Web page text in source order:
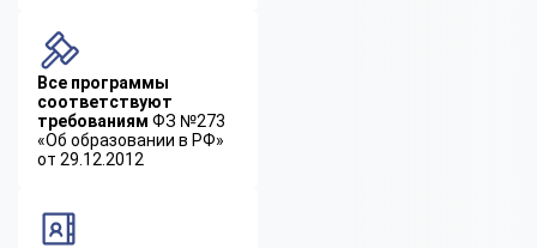
Все программы
соответствуют
требованиям ФЗ №273
«Об образовании в РФ»
от 29.12.2012